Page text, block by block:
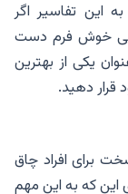
این تفاسیر اگر
خوش فرم دست
یکی از بهترین
قرار دهید.
برای افراد چاق
این که به این مهم